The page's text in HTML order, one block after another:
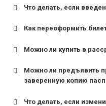
Что делать, если
Как переоформить
Можно ли купить в
Можно ли предъявить
заверенную копию
Что делать, если